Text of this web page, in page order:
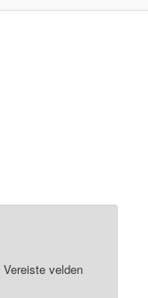
Vereiste velden